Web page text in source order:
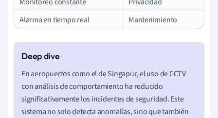
Alarma en tiempo real
Mantenimiento
En aeropuertos como el de Singapur, el uso de CCTV
con análisis de comportamiento ha reducido
significativamente los incidentes de seguridad. Este
sistema no solo detecta anomalías, sino que también